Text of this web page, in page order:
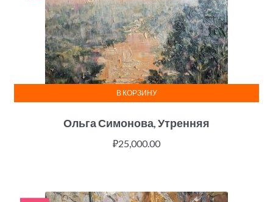
Ольга Симонова, Утренняя
₽25,000.00
В КОРЗИНУ